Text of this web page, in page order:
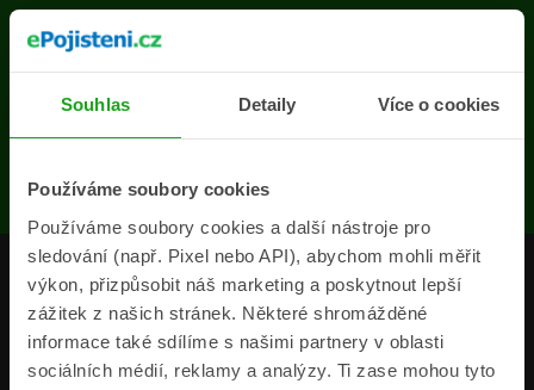
Souhlas Detaily Více o cookies
Používáme soubory cookies
Používáme soubory cookies a další nástroje pro
sledování (např. Pixel nebo API), abychom mohli měřit
výkon, přizpůsobit náš marketing a poskytnout lepší
zážitek z našich stránek. Některé shromážděné
informace také sdílíme s našimi partnery v oblasti
sociálních médií, reklamy a analýzy. Ti zase mohou tyto
Na stránce se vyskytla
chyba
Produkty
Pojišťovny
Informace